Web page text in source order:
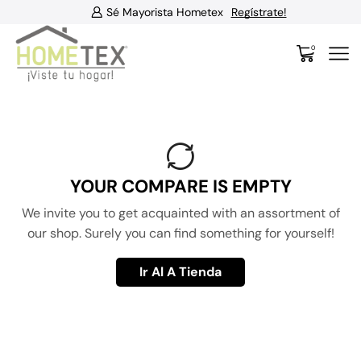
Sé Mayorista Hometex Regístrate!
0
YOUR COMPARE IS EMPTY
We invite you to get acquainted with an assortment of
our shop. Surely you can find something for yourself!
Ir Al A Tienda